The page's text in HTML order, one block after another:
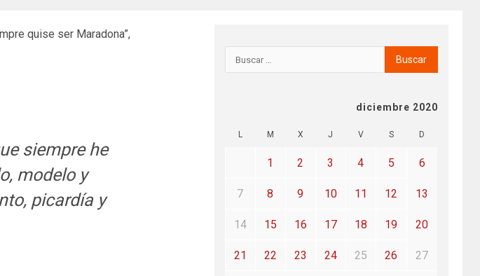
quise ser Maradona”,
siempre he
modelo y
picardía y
diciembre 2020
L M X J V S D
1 2 3 4 5 6
7 8 9 10 11 12 13
14 15 16 17 18 19 20
21 22 23 24 25 26 27